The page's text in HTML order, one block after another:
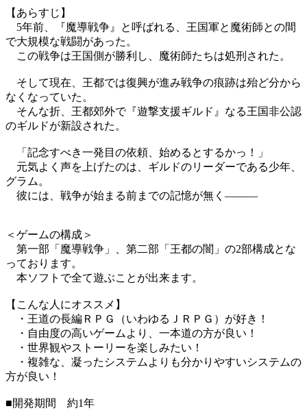
【あらすじ】
5年前、『魔導戦争』と呼ばれる、王国軍と魔術師との間
で大規模な戦闘があった。
この戦争は王国側が勝利し、魔術師たちは処刑された。
そして現在、王都では復興が進み戦争の痕跡は殆ど分から
なくなっていた。
そんな折、王都郊外で『遊撃支援ギルド』なる王国非公認
のギルドが新設された。
「記念すべき一発目の依頼、始めるとするかっ！」
元気よく声を上げたのは、ギルドのリーダーである少年、
グラム。
彼には、戦争が始まる前までの記憶が無く―――
＜ゲームの構成＞
第一部「魔導戦争」、第二部「王都の闇」の2部構成とな
っております。
本ソフトで全て遊ぶことが出来ます。
【こんな人にオススメ】
・王道の長編ＲＰＧ（いわゆるＪＲＰＧ）が好き！
・自由度の高いゲームより、一本道の方が良い！
・世界観やストーリーを楽しみたい！
・複雑な、凝ったシステムよりも分かりやすいシステムの
方が良い！
■開発期間 約1年